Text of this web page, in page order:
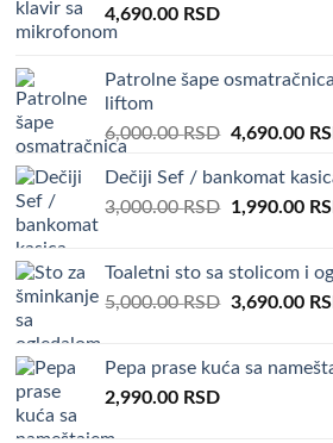
4,690.00 RSD
Patrolne šape
liftom
6,000.00RSD Original
was:
6,000.00
4,690.00
Dečiji Sef / bankomat
3,000.00RSD Original
3,000.00
1,990.00
Toaletni sto sa stolicom i
5,000.00RSD Original
5,000.00
3,690.00
Pepa prase kuća sa
2,990.00 RSD